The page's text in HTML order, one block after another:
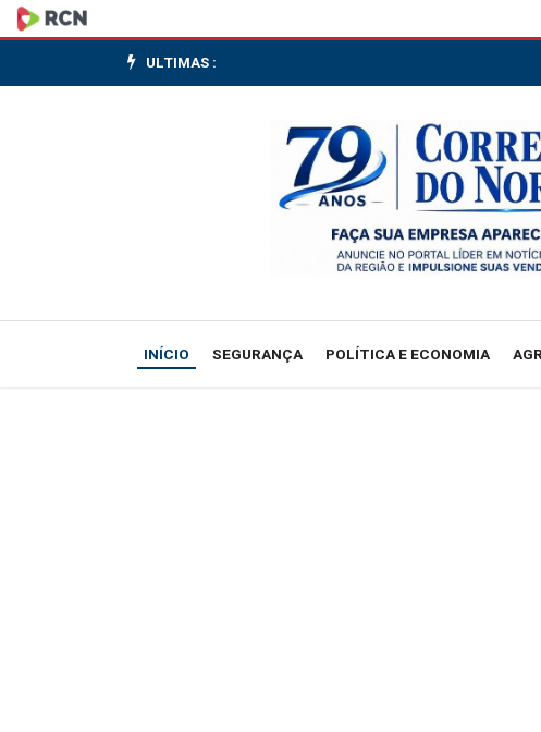
Membro
do
alta
ULTIMAS :
INÍCIO SEGURANÇA POLÍTICA E ECONOMIA